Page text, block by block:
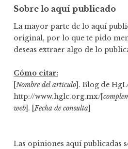
Sobre lo aquí publicado
La mayor parte de lo aquí
original, por lo que te pido
deseas extraer algo de lo
Cómo citar:
[Nombre del artículo]. Blog de
http://www.hglc.org.mx/[
web]. [Fecha de consulta]
Las opiniones aquí publicadas